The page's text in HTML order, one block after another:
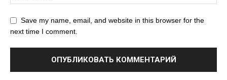
Save my name, email, and website in this browser for the
next time I comment.